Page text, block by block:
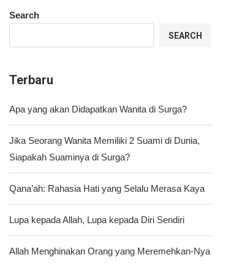
Search
SEARCH
Terbaru
Apa yang akan Didapatkan Wanita di Surga?
Jika Seorang Wanita Memiliki 2 Suami di Dunia,
Siapakah Suaminya di Surga?
Qana’ah: Rahasia Hati yang Selalu Merasa Kaya
Lupa kepada Allah, Lupa kepada Diri Sendiri
Allah Menghinakan Orang yang Meremehkan-Nya